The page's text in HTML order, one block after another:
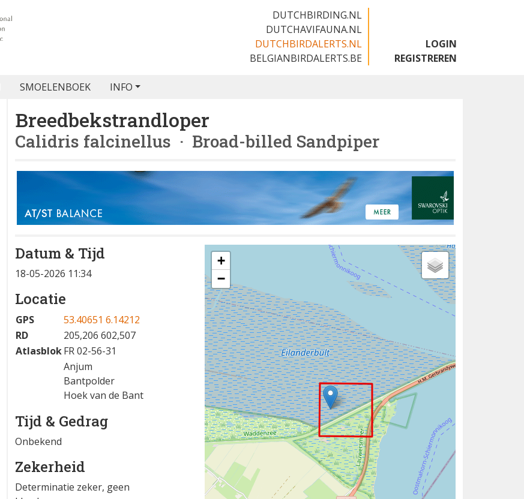
DUTCHBIRDING.NL
DUTCHAVIFAUNA.NL
DUTCHBIRDALERTS.NL
BELGIANBIRDALERTS.BE
LOGIN
REGISTREREN
SMOELENBOEK INFO
Breedbekstrandloper
Calidris falcinellus · Broad-billed Sandpiper
Datum & Tijd
18-05-2026 11:34
Locatie
GPS
53.40651 6.14212
RD
205,206 602,507
AtlasblokFR 02-56-31
Anjum
Bantpolder
Hoek van de Bant
Tijd & Gedrag
Onbekend
Zekerheid
Determinatie zeker, geen
+
−